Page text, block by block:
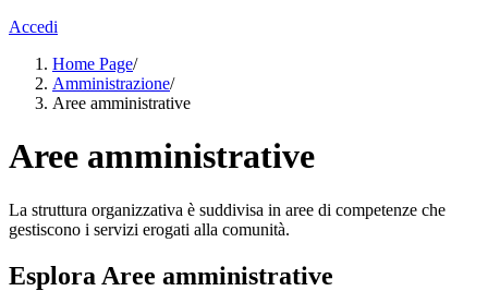
Accedi
Home Page/
Amministrazione/
Aree amministrative
Aree amministrative
La struttura organizzativa è suddivisa in aree di competenze che
gestiscono i servizi erogati alla comunità.
Esplora Aree amministrative